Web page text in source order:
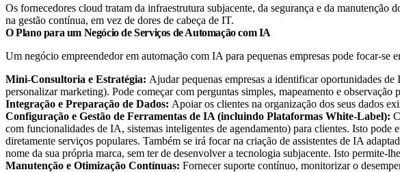
Os fornecedores cloud tratam da infraestrutura subjacente, da segurança e da
na gestão contínua, em vez de dores de cabeça de IT.
O Plano para um Negócio de Serviços de Automação com IA
Um negócio empreendedor em automação com IA para pequenas empresas pode focar-se
Mini-Consultoria e Estratégia: Ajudar pequenas empresas a identificar oportunidades
personalizar marketing). Pode começar com perguntas simples, mapeamento e
Integração e Preparação de Dados: Apoiar os clientes na organização dos seus dados
Configuração e Gestão de Ferramentas de IA (incluindo Plataformas White-Label):
com funcionalidades de IA, sistemas inteligentes de agendamento) para clientes. Isto
diretamente serviços populares. Também se irá focar na criação de assistentes de IA
nome da sua própria marca, sem ter de desenvolver a tecnologia subjacente. Isto permite-
Manutenção e Otimização Contínuas: Fornecer suporte contínuo, monitorizar o